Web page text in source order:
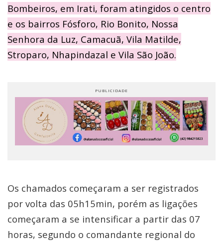
Bombeiros, em Irati, foram atingidos o centro
e os bairros Fósforo, Rio Bonito, Nossa
Senhora da Luz, Camacuã, Vila Matilde,
Stroparo, Nhapindazal e Vila São João.
Os chamados começaram a ser registrados
por volta das 05h15min, porém as ligações
começaram a se intensificar a partir das 07
horas, segundo o comandante regional do